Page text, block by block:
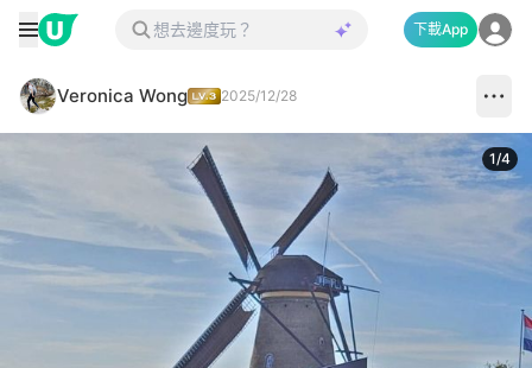
下載App
Veronica Wong 2025/12/28
1/4